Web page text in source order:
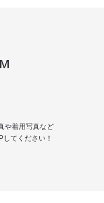
や着用写真など
てください！